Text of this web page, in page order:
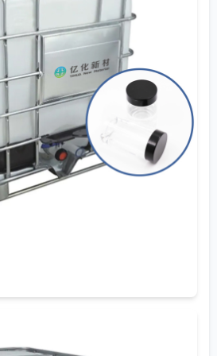
с той
и из той партии сырья, из
сделан наш заказ. Серьёзные
это.
и устойчивость как
Мне видится, что будущее
производят всё подряд, а
вродеООО Шэньян Ихуа
кто глубоко сидит в
отраслях (электроника и
секторах — в тех же
где
заказчики всё чаще